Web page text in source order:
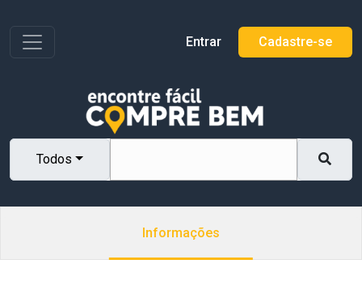
Toggle navigation Entrar Cadastre-se
Todos
Informações